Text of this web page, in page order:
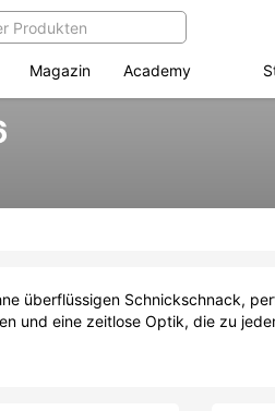
Magazin Academy
überflüssigen Schnickschnack,
und eine zeitlose Optik, die zu